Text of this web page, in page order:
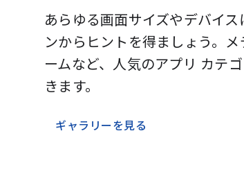
あらゆる画面サイズやデバイ
ンからヒントを得ましょう。
ームなど、人気のアプリ カテ
きます。
ギャラリーを見る